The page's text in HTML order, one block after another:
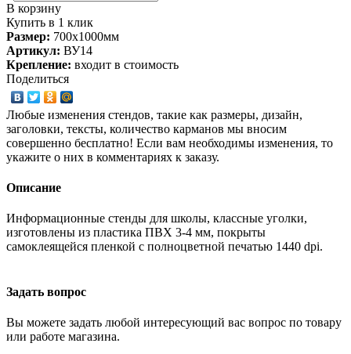
В корзину
Купить в 1 клик
Размер: 700х1000мм
Артикул: ВУ14
Крепление: входит в стоимость
Поделиться
Любые изменения стендов, такие как размеры, дизайн,
заголовки, тексты, количество карманов мы вносим
совершенно бесплатно! Если вам необходимы изменения, то
укажите о них в комментариях к заказу.
Описание
Информационные стенды для школы, классные уголки,
изготовлены из пластика ПВХ 3-4 мм, покрыты
самоклеящейся пленкой с полноцветной печатью 1440 dpi.
Задать вопрос
Вы можете задать любой интересующий вас вопрос по товару
или работе магазина.